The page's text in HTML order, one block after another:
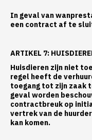
In geval van
een contract af te
ARTIKEL 7:
Huisdieren zijn niet
regel heeft de
toegang tot zijn zaak
geval worden
contractbreuk op
vertrek van de
kan komen.